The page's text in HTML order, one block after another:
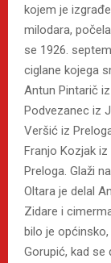
kojem je
milodara,
se 1926.
ciglane kojega
Antun Pintarič
Podvezanec iz
Veršić iz
Franjo Kozjak
Preloga. Glaži
Oltara je delal
Zidare i
bilo je
Gorupić, kad se